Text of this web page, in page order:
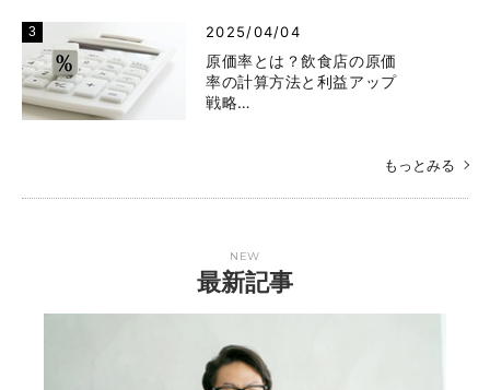
2025/04/04
原価率とは？飲食店の原価
率の計算方法と利益アップ
戦略…
もっとみる
NEW
最新記事